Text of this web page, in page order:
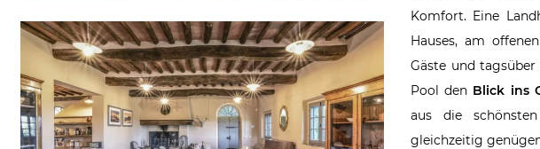
Komfort. Eine
Hauses, am
Gäste und
Pool den Blick ins
aus die
gleichzeitig